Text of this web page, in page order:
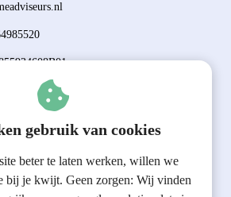
gebruik van cookies
beter te laten werken, willen we
bij je kwijt. Geen zorgen: Wij vinden